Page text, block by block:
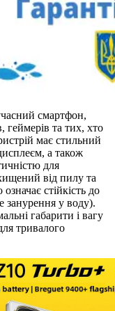
смартфон,
геймерів та тих, хто
має стильний
а також
для
від пилу та
стійкість до
занурення у воду).
габарити і вагу
тривалого